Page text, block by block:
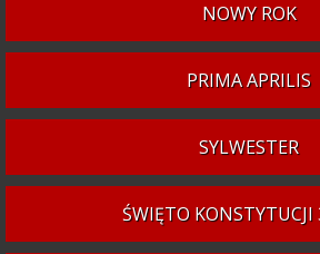
NOWY ROK
PRIMA APRILIS
SYLWESTER
ŚWIĘTO KONSTYTUCJI